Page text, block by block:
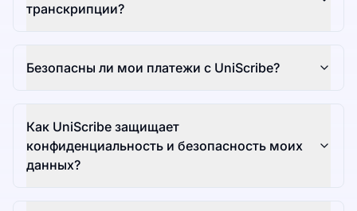
транскрипции?
Безопасны ли мои платежи с UniScribe?
Как UniScribe защищает
конфиденциальность и безопасность моих
данных?